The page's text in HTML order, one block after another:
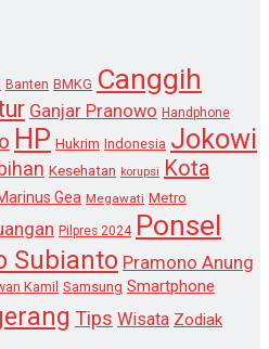
Banten BMKG Canggih
Ganjar Pranowo Handphone
HP Hukrim Indonesia Jokowi
Kesehatan korupsi Kota
Gea Megawati Metro
Pilpres 2024 Ponsel
Subianto Pramono Anung
Kamil Samsung Smartphone
Tips Wisata Zodiak